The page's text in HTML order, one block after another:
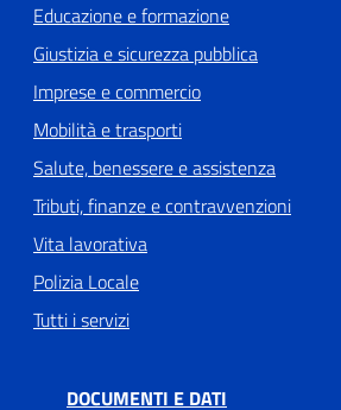
Educazione e formazione
Giustizia e sicurezza pubblica
Imprese e commercio
Mobilità e trasporti
Salute, benessere e assistenza
Tributi, finanze e contravvenzioni
Vita lavorativa
Polizia Locale
Tutti i servizi
DOCUMENTI E DATI